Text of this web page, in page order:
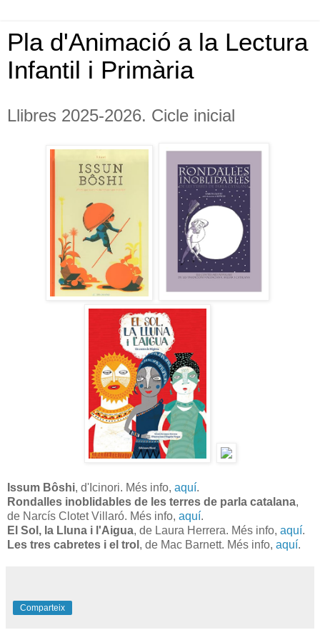
Pla d'Animació a la Lectura
Infantil i Primària
Llibres 2025-2026. Cicle inicial
Issum Bôshi, d'Icinori. Més info, aquí.
Rondalles inoblidables de les terres de parla catalana,
de Narcís Clotet Villaró. Més info, aquí.
El Sol, la Lluna i l'Aigua, de Laura Herrera. Més info, aquí.
Les tres cabretes i el trol , de Mac Barnett. Més info, aquí.
Comparteix